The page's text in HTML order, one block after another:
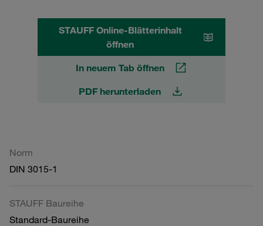
STAUFF Online-Blätterinhalt
öffnen
In neuem Tab öffnen
PDF herunterladen
Norm
DIN 3015-1
STAUFF Baureihe
Standard-Baureihe